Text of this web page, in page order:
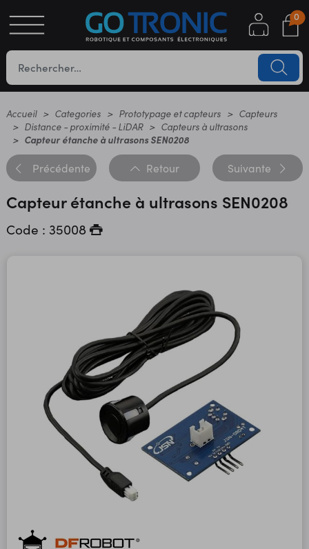
0
Accueil Categories Prototypage et capteurs
Capteurs
Distance - proximité - LiDAR
Capteurs à ultrasons
Capteur étanche à ultrasons SEN0208
Précédente Retour Suivante
Capteur étanche à ultrasons SEN0208
Code : 35008